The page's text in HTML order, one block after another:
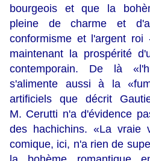
bourgeois et que la
pleine de charme et
conformisme et l'argent
maintenant la prospérité
contemporain. De là
s'alimente aussi à la
artificiels que décrit
M. Cerutti n'a d'évidence
des hachichins. «La vraie
comique, ici, n'a rien de